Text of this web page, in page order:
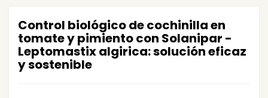
Control biológico de cochinilla en
tomate y pimiento con Solanipar -
Leptomastix algirica: solución eficaz
y sostenible